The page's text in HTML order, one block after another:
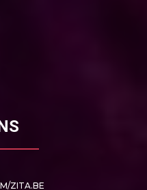
ZITA.BE